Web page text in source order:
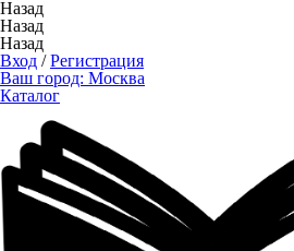
Назад
Назад
Назад
Вход /Регистрация
Ваш город: Москва
Каталог